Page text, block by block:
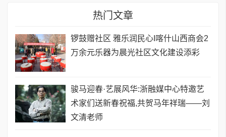
热门文章
锣鼓赠社区 雅乐润民心I喀什山西商会2
万余元乐器为晨光社区文化建设添彩
骏马迎春·艺展风华:浙融媒中心特邀艺
术家们送新春祝福,共贺马年祥瑞——刘
文清老师